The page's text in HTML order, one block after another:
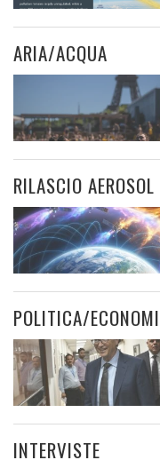
ARIA/ACQUA
RILASCIO
POLITICA/
INTERVISTE